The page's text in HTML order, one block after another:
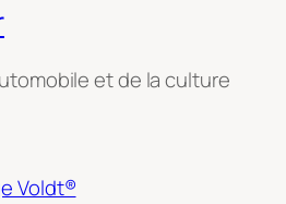
et de la culture
Voldt®